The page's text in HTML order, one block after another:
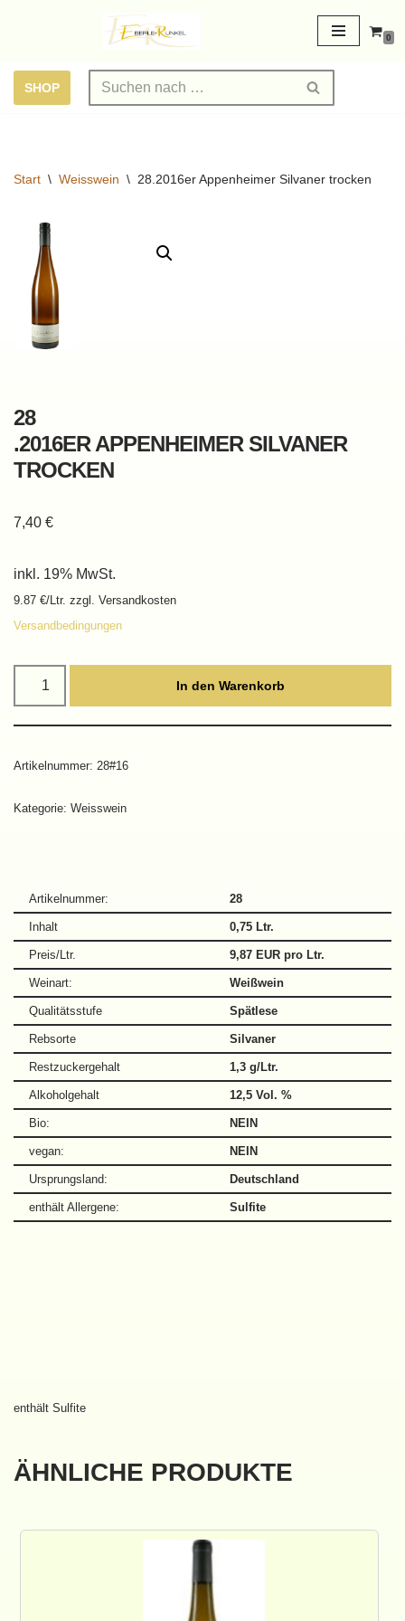
Inhalt
0
SHOP
Start \ Weisswein \ 28.2016er Appenheimer Silvaner trocken
28
.2016ER APPENHEIMER SILVANER
TROCKEN
7,40 €
inkl. 19% MwSt.
9.87 €/Ltr. zzgl. Versandkosten
Versandbedingungen
In den Warenkorb
Artikelnummer: 28#16
Kategorie: Weisswein
Artikelnummer: 28
Inhalt 0,75 Ltr.
Preis/Ltr. 9,87 EUR pro Ltr.
Weinart: Weißwein
Qualitätsstufe Spätlese
Rebsorte Silvaner
Restzuckergehalt 1,3 g/Ltr.
Alkoholgehalt 12,5 Vol. %
Bio: NEIN
vegan: NEIN
Ursprungsland: Deutschland
enthält Allergene: Sulfite
enthält Sulfite
ÄHNLICHE PRODUKTE